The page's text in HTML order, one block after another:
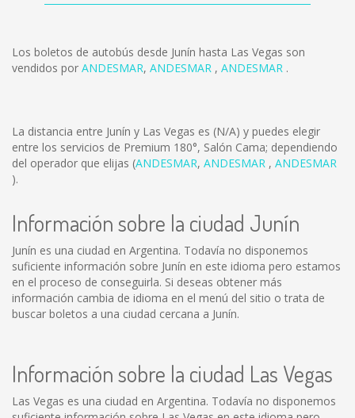
Los boletos de autobús desde Junín hasta Las Vegas son
vendidos por ANDESMAR, ANDESMAR , ANDESMAR .
La distancia entre Junín y Las Vegas es (N/A) y puedes elegir
entre los servicios de Premium 180°, Salón Cama; dependiendo
del operador que elijas (ANDESMAR, ANDESMAR , ANDESMAR
).
Información sobre la ciudad Junín
Junín es una ciudad en Argentina. Todavía no disponemos
suficiente información sobre Junín en este idioma pero estamos
en el proceso de conseguirla. Si deseas obtener más
información cambia de idioma en el menú del sitio o trata de
buscar boletos a una ciudad cercana a Junín.
Información sobre la ciudad Las Vegas
Las Vegas es una ciudad en Argentina. Todavía no disponemos